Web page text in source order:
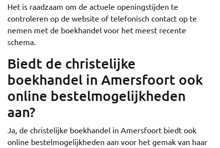
Het is raadzaam om de actuele openingstijden te
controleren op de website of telefonisch contact op te
nemen met de boekhandel voor het meest recente
schema.
Biedt de christelijke
boekhandel in Amersfoort ook
online bestelmogelijkheden
aan?
Ja, de christelijke boekhandel in Amersfoort biedt ook
online bestelmogelijkheden aan voor het gemak van haar